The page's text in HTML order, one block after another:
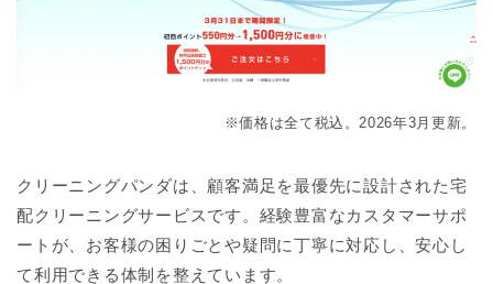
※価格は全て税込。2026年3月更新。
クリーニングパンダは、顧客満足を最優先に設計された宅
配クリーニングサービスです。経験豊富なカスタマーサポ
ートが、お客様の困りごとや疑問に丁寧に対応し、安心し
て利用できる体制を整えています。